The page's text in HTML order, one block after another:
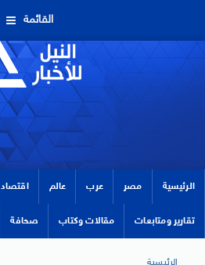
القائمة
الرئيسية مصر عرب عالم اقتصاد
تقارير ومتابعات مقالات وكتاب صحافة
الرئيسية